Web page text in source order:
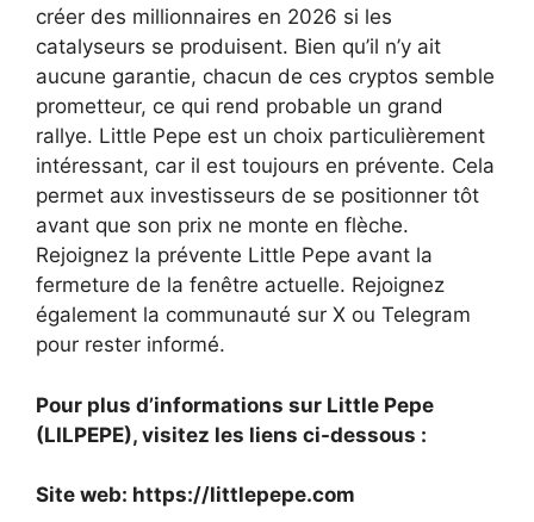
créer des millionnaires en 2026 si les
catalyseurs se produisent. Bien qu’il n’y ait
aucune garantie, chacun de ces cryptos semble
prometteur, ce qui rend probable un grand
rallye. Little Pepe est un choix particulièrement
intéressant, car il est toujours en prévente. Cela
permet aux investisseurs de se positionner tôt
avant que son prix ne monte en flèche.
Rejoignez la prévente Little Pepe avant la
fermeture de la fenêtre actuelle. Rejoignez
également la communauté sur X ou Telegram
pour rester informé.
Pour plus d’informations sur Little Pepe
(LILPEPE), visitez les liens ci-dessous :
Site web: https://littlepepe.com